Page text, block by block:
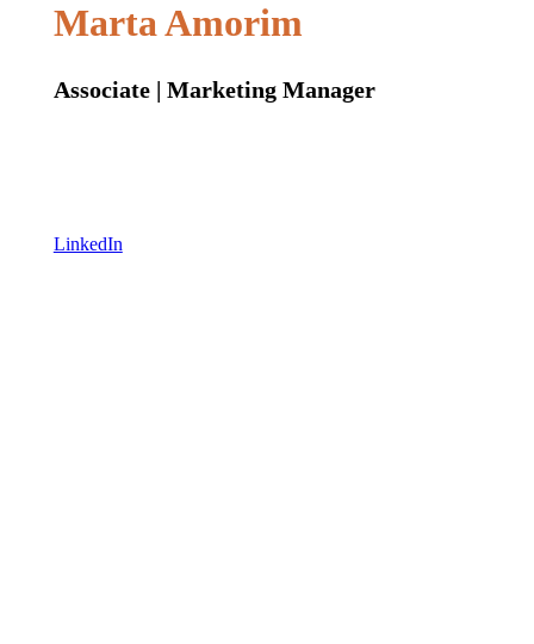
Marta Amorim
Associate | Marketing Manager
LinkedIn